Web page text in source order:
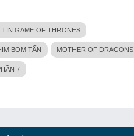
GAME OF THRONES
BOM TẤN MOTHER OF DRAGONS
7